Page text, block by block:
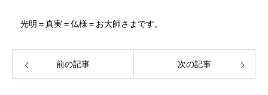
光明＝真実＝仏様＝お大師さまです。
前の記事 次の記事